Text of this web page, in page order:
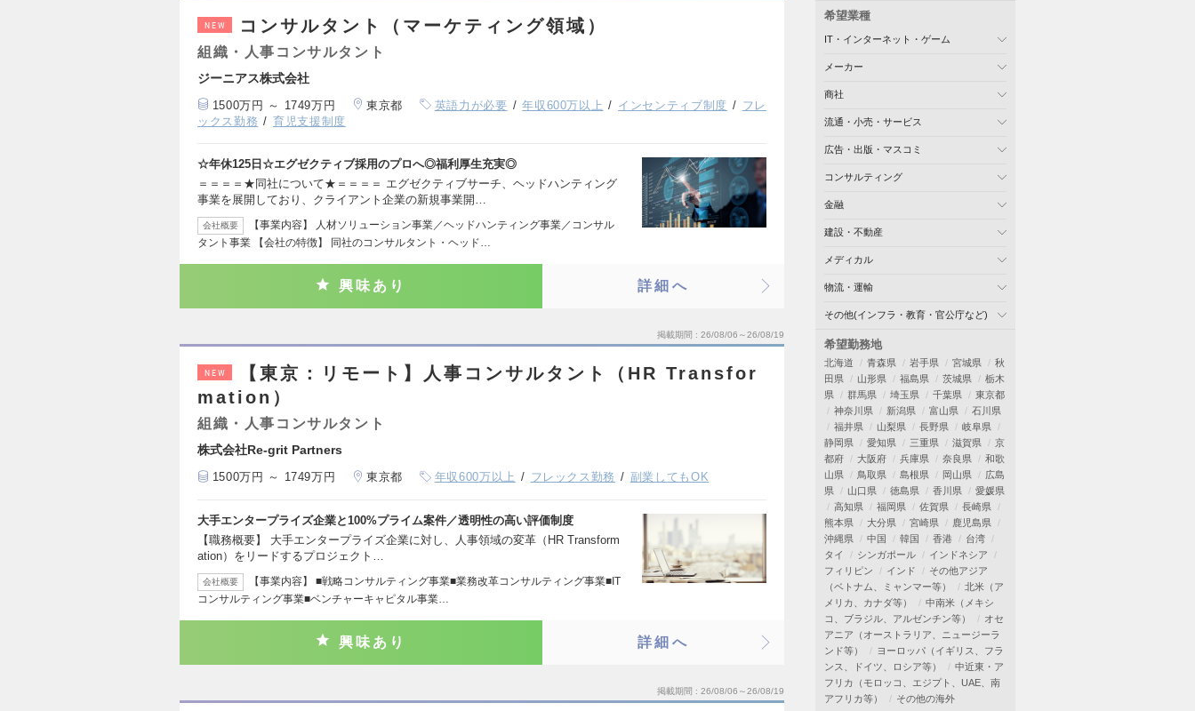
NEW コンサルタント（マーケティング領域）
組織・人事コンサルタント
ジーニアス株式会社
1500万円 ～ 1749万円 東京都 英語力が必要 年収600万以上 インセンティブ制度
フレ
ックス勤務
育児支援制度
☆年休125日☆エグゼクティブ採用のプロへ◎福利厚生充実◎
＝＝＝＝★同社について★＝＝＝＝ エグゼクティブサーチ、ヘッドハンティング
事業を展開しており、クライアント企業の新規事業開…
会社概要
【事業内容】 人材ソリューション事業／ヘッドハンティング事業／コンサル
タント事業 【会社の特徴】 同社のコンサルタント・ヘッド…
興味あり 詳細へ
掲載期間 26/08/06～26/08/19
NEW
【東京：リモート】人事コンサルタント（HR Transfor
mation）
組織・人事コンサルタント
株式会社Re-grit Partners
1500万円 ～ 1749万円 東京都 年収600万以上 フレックス勤務 副業してもOK
大手エンタープライズ企業と100%プライム案件／透明性の高い評価制度
【職務概要】 大手エンタープライズ企業に対し、人事領域の変革（HR Transform
ation）をリードするプロジェクト…
会社概要
【事業内容】 ■戦略コンサルティング事業■業務改革コンサルティング事業■IT
コンサルティング事業■ベンチャーキャピタル事業…
興味あり 詳細へ
掲載期間 26/08/06～26/08/19
希望業種
IT・インターネット・ゲーム
メーカー
商社
流通・小売・サービス
広告・出版・マスコミ
コンサルティング
金融
建設・不動産
メディカル
物流・運輸
その他(インフラ・教育・官公庁など)
希望勤務地
北海道 青森県 岩手県 宮城県
秋
田県
山形県 福島県 茨城県
栃木
県
群馬県 埼玉県 千葉県
東京都
神奈川県
新潟県 富山県
石川県
福井県
山梨県 長野県
岐阜県
静岡県
愛知県 三重県 滋賀県
京
都府
大阪府 兵庫県 奈良県
和歌
山県
鳥取県 島根県 岡山県
広島
県
山口県 徳島県 香川県
愛媛県
高知県
福岡県 佐賀県
長崎県
熊本県
大分県 宮崎県
鹿児島県
沖縄県
中国 韓国 香港
台湾
タイ
シンガポール
インドネシア
フィリピン
インド
その他アジア
（ベトナム、ミャンマー等）
北米（ア
メリカ、カナダ等）
中南米（メキシ
コ、ブラジル、アルゼンチン等）
オセ
アニア（オーストラリア、ニュージーラ
ンド等）
ヨーロッパ（イギリス、フラ
ンス、ドイツ、ロシア等）
中近東・ア
フリカ（モロッコ、エジプト、UAE、南
アフリカ等）
その他の海外